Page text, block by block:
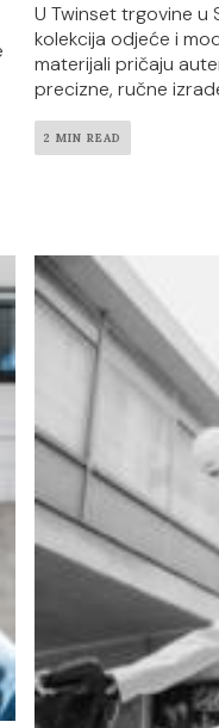
U Twinset trgovine u
kolekcija odjeće i
materijali pričaju
precizne, ručne
2 MIN READ